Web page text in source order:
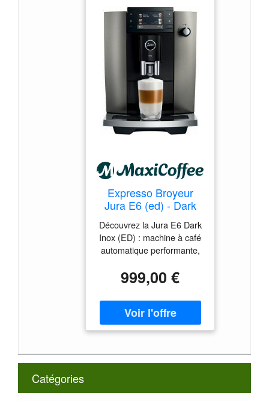
interne Filtration efficace
contre la poussière et les
bactéries Idéal pour les
environnements
domestiques avec enfants
ou personnes allergiques
Expresso Broyeur
Jura E6 (ed) - Dark
Inox - Machine à café
à grain 1450 W -
MaxiCoffee Garantie
3 ans
Découvrez la Jura E6 Dark
Inox (ED) : machine à café
automatique performante,
experts MaxiCoffee,
livraison rapide.
999,00 €
Catégories